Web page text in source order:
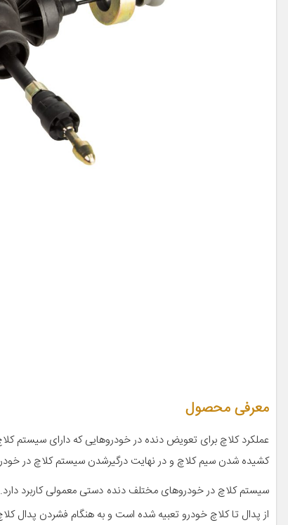
معرفی محصول
عملکرد کلاچ برای تعویض دنده در خودروهایی که دارای
کشیده شدن سیم کلاچ و در نهایت درگیرشدن سیستم کلاچ در
سیستم کلاچ در خودروهای مختلف دنده دستی معمولی کاربرد
از پدال تا کلاچ خودرو تعبیه شده است و به هنگام فشردن پدال